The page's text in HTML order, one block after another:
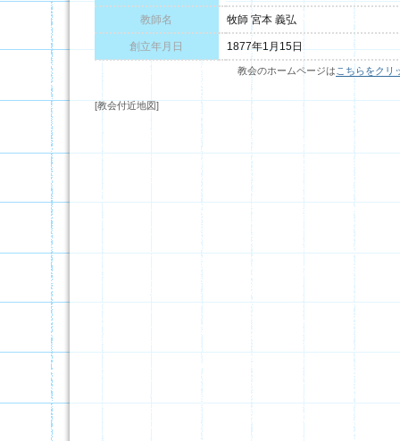
教師名 牧師 宮本 義弘
創立年月日 1877年1月15日
教会のホームページは こちらをクリ
[教会付近地図]